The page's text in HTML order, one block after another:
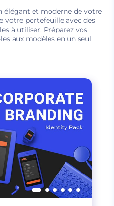
élégant et moderne de votre
votre portefeuille avec des
à utiliser. Préparez vos
aux modèles en un seul